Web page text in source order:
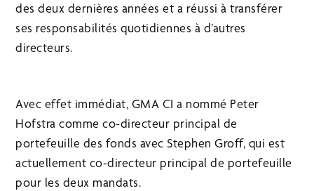
des deux dernières années et a réussi à transférer
ses responsabilités quotidiennes à d’autres
directeurs.
Avec effet immédiat, GMA CI a nommé Peter
Hofstra comme co-directeur principal de
portefeuille des fonds avec Stephen Groff, qui est
actuellement co-directeur principal de portefeuille
pour les deux mandats.